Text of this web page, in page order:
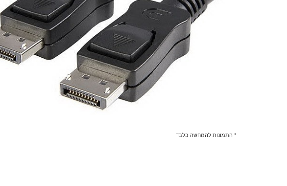
* התמונות להמחשה בלבד